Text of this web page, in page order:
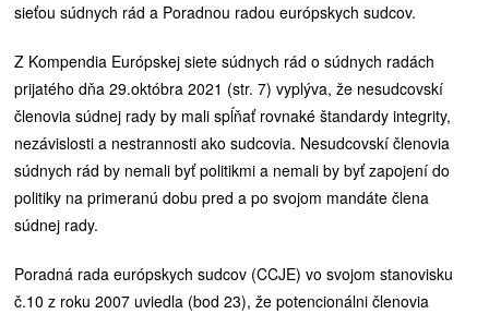
sieťou súdnych rád a Poradnou radou európskych sudcov.
Z Kompendia Európskej siete súdnych rád o súdnych radách
prijatého dňa 29.októbra 2021 (str. 7) vyplýva, že nesudcovskí
členovia súdnej rady by mali spĺňať rovnaké štandardy integrity,
nezávislosti a nestrannosti ako sudcovia. Nesudcovskí členovia
súdnych rád by nemali byť politikmi a nemali by byť zapojení do
politiky na primeranú dobu pred a po svojom mandáte člena
súdnej rady.
Poradná rada európskych sudcov (CCJE) vo svojom stanovisku
č.10 z roku 2007 uviedla (bod 23), že potencionálni členovia